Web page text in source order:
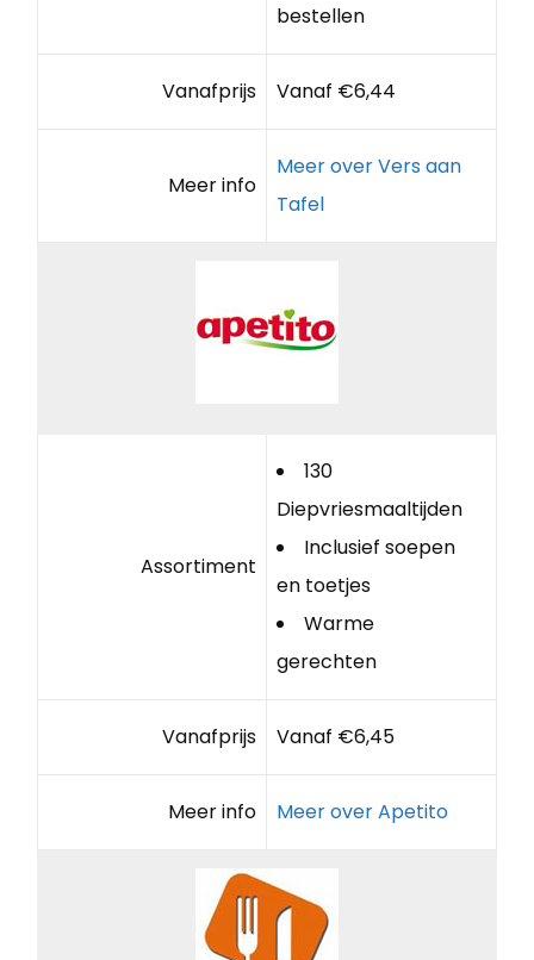
bestellen
Vanafprijs Vanaf €6,44
Meer info
Meer over Vers aan
Tafel
Assortiment
130
Diepvriesmaaltijden
Inclusief soepen
en toetjes
Warme
gerechten
Vanafprijs Vanaf €6,45
Meer info Meer over Apetito